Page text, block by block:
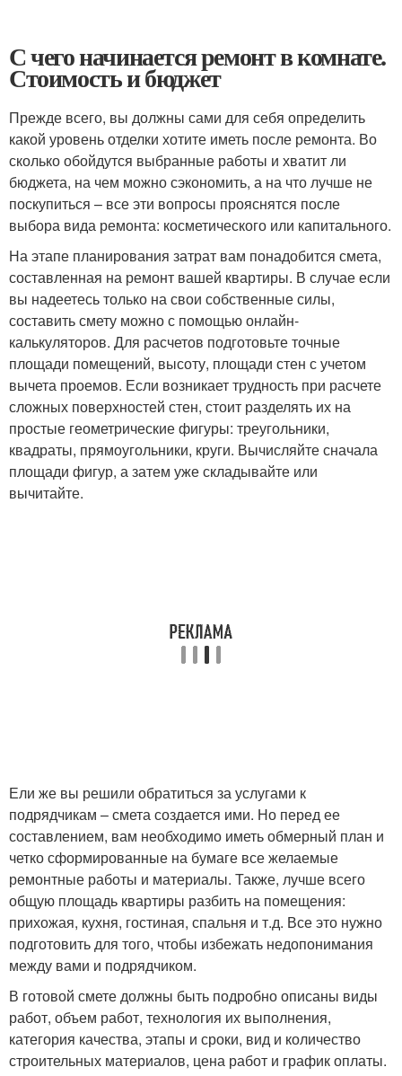
С чего начинается ремонт в комнате.
Стоимость и бюджет
Прежде всего, вы должны сами для себя определить
какой уровень отделки хотите иметь после ремонта. Во
сколько обойдутся выбранные работы и хватит ли
бюджета, на чем можно сэкономить, а на что лучше не
поскупиться – все эти вопросы прояснятся после
выбора вида ремонта: косметического или капитального.
На этапе планирования затрат вам понадобится смета,
составленная на ремонт вашей квартиры. В случае если
вы надеетесь только на свои собственные силы,
составить смету можно с помощью онлайн-
калькуляторов. Для расчетов подготовьте точные
площади помещений, высоту, площади стен с учетом
вычета проемов. Если возникает трудность при расчете
сложных поверхностей стен, стоит разделять их на
простые геометрические фигуры: треугольники,
квадраты, прямоугольники, круги. Вычисляйте сначала
площади фигур, а затем уже складывайте или
вычитайте.
Ели же вы решили обратиться за услугами к
подрядчикам – смета создается ими. Но перед ее
составлением, вам необходимо иметь обмерный план и
четко сформированные на бумаге все желаемые
ремонтные работы и материалы. Также, лучше всего
общую площадь квартиры разбить на помещения:
прихожая, кухня, гостиная, спальня и т.д. Все это нужно
подготовить для того, чтобы избежать недопонимания
между вами и подрядчиком.
В готовой смете должны быть подробно описаны виды
работ, объем работ, технология их выполнения,
категория качества, этапы и сроки, вид и количество
строительных материалов, цена работ и график оплаты.